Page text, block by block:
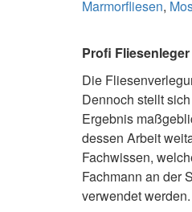
Marmorfliesen,
Profi
Die
Dennoch stellt
Ergebnis
dessen Arbeit
Fachwissen,
Fachmann an der
verwendet werden.